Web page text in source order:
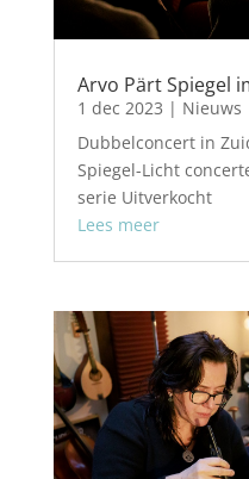
Arvo Pärt Spiegel
1 dec 2023 | Nieuws
Dubbelconcert in
Spiegel-Licht
serie Uitverkocht
Lees meer